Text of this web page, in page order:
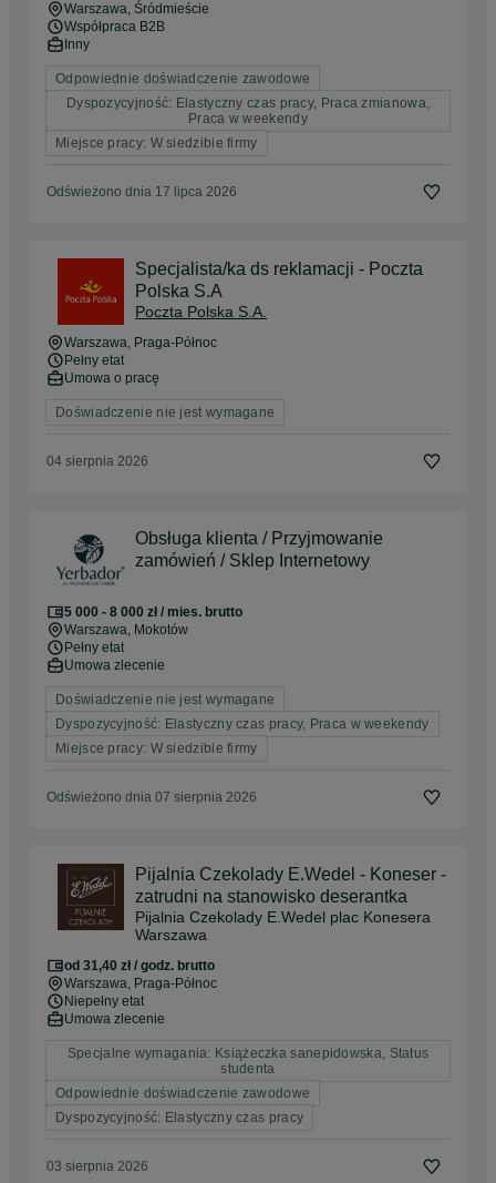
Warszawa, Śródmieście
Współpraca B2B
Inny
Odpowiednie doświadczenie zawodowe
Dyspozycyjność: Elastyczny czas pracy, Praca zmianowa,
Praca w weekendy
Miejsce pracy: W siedzibie firmy
Odświeżono dnia 17 lipca 2026
Specjalista/ka ds reklamacji - Poczta
Polska S.A
Poczta Polska S.A.
Warszawa, Praga-Północ
Pełny etat
Umowa o pracę
Doświadczenie nie jest wymagane
04 sierpnia 2026
Obsługa klienta / Przyjmowanie
zamówień / Sklep Internetowy
5 000 - 8 000 zł / mies. brutto
Warszawa, Mokotów
Pełny etat
Umowa zlecenie
Doświadczenie nie jest wymagane
Dyspozycyjność: Elastyczny czas pracy, Praca w weekendy
Miejsce pracy: W siedzibie firmy
Odświeżono dnia 07 sierpnia 2026
Pijalnia Czekolady E.Wedel - Koneser -
zatrudni na stanowisko deserantka
Pijalnia Czekolady E.Wedel plac Konesera
Warszawa
od 31,40 zł / godz. brutto
Warszawa, Praga-Północ
Niepełny etat
Umowa zlecenie
Specjalne wymagania: Książeczka sanepidowska, Status
studenta
Odpowiednie doświadczenie zawodowe
Dyspozycyjność: Elastyczny czas pracy
03 sierpnia 2026